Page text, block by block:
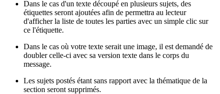
Dans le cas d'un texte découpé en plusieurs sujets, des
étiquettes seront ajoutées afin de permettra au lecteur
d'afficher la liste de toutes les parties avec un simple clic sur
ce l'étiquette.
Dans le cas où votre texte serait une image, il est demandé de
doubler celle-ci avec sa version texte dans le corps du
message.
Les sujets postés étant sans rapport avec la thématique de la
section seront supprimés.